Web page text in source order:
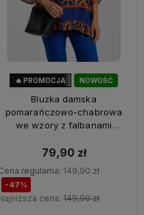
NOWOŚĆ
🔥 PROMOCJA
Bluzka damska
pomarańczowo-chabrowa
we wzory z falbanami
79,90 zł
regularna: 149,90 zł
-47%
cena: 149,90 zł